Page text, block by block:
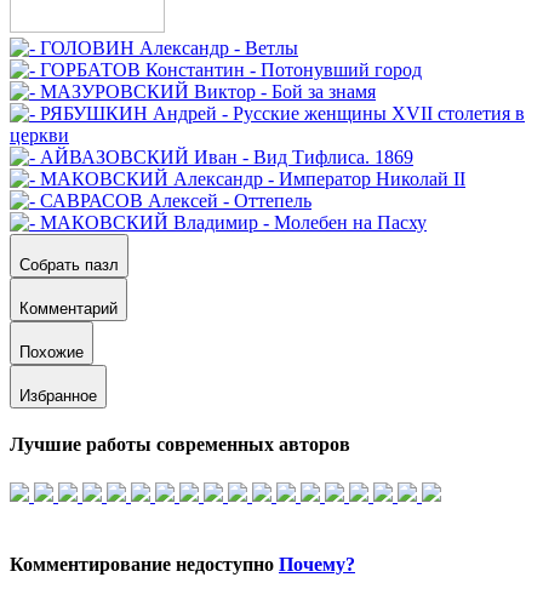
Собрать пазл
Комментарий
Похожие
Избранное
Лучшие работы современных авторов
Комментирование недоступно Почему?